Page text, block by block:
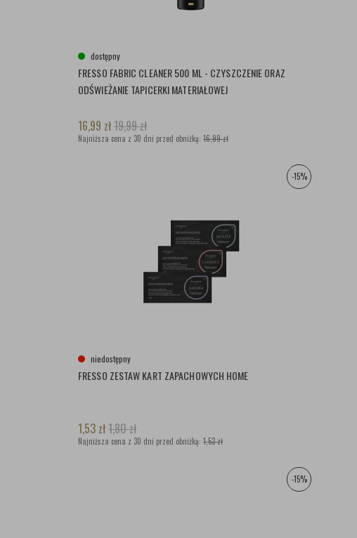
dostępny
FRESSO FABRIC CLEANER 500 ML - CZYSZCZENIE ORAZ
ODŚWIEŻANIE TAPICERKI MATERIAŁOWEJ
16,99 zł19,99zł
Najniższa cena z 30 dni przed obniżką: 16,99 zł
-15%
niedostępny
FRESSO ZESTAW KART ZAPACHOWYCH HOME
1,53 zł1,80zł
Najniższa cena z 30 dni przed obniżką: 1,53 zł
-15%